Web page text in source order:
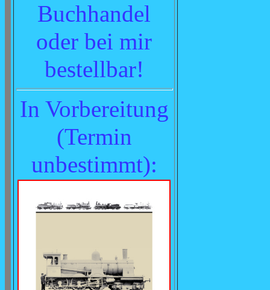
Buchhandel
oder bei mir
bestellbar!
In Vorbereitung
(Termin
unbestimmt):